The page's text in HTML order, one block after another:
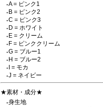
●A = ピンク1
● B = ピンク2
●C = ピンク3
● D = ホワイト
● E = クリーム
● F = ピンククリーム
●G = ブルー1
● H = ブルー2
● I = モカ
●J = ネイビー
★素材・成分★
●身生地